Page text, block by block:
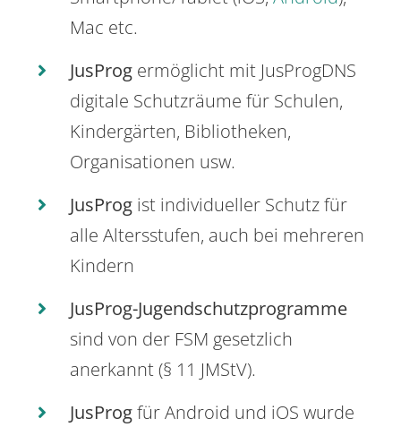
Mac etc.
JusProg ermöglicht mit JusProgDNS
digitale Schutzräume für Schulen,
Kindergärten, Bibliotheken,
Organisationen usw.
JusProg ist individueller Schutz für
alle Altersstufen, auch bei mehreren
Kindern
JusProg-Jugendschutzprogramme
sind von der FSM gesetzlich
anerkannt (§ 11 JMStV).
JusProgfür Android und iOS wurde